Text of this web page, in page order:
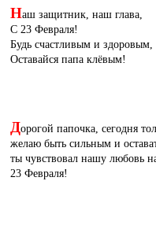
Наш защитник, наш глава,
С 23 Февраля!
Будь счастливым и здоровым,
Оставайся папа клёвым!
Дорогой папочка, сегодня
желаю быть сильным и
ты чувствовал нашу любовь
23 Февраля!